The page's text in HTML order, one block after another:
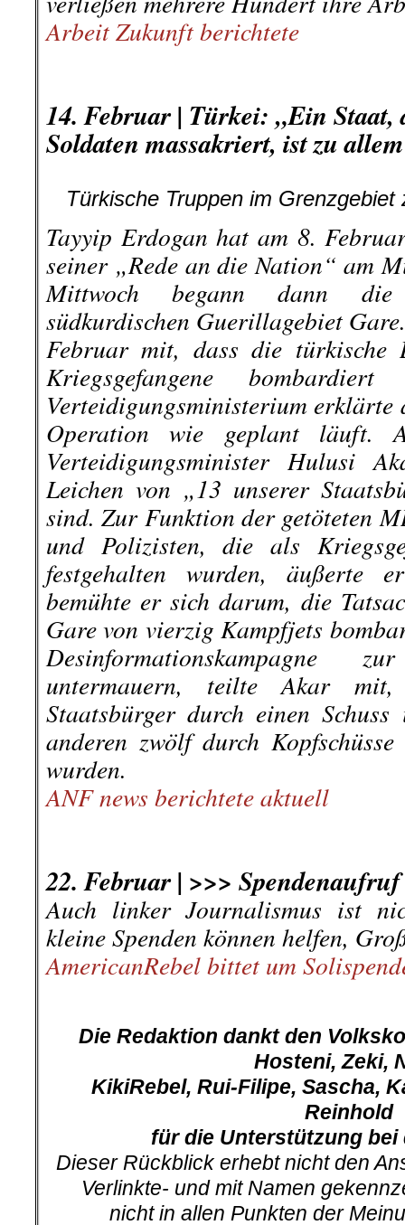
Arbeit Zukunft berichtete
14. Februar | Türkei: „Ein Staat,
Soldaten massakriert, ist zu
Türkische Truppen im
Tayyip Erdogan hat am 8.
seiner „Rede an die Nation“ am
Mittwoch begann dann
südkurdischen Guerillagebiet
Februar mit, dass die
Kriegsgefangene
Verteidigungsministerium erklärte
Operation wie geplant läuft.
Verteidigungsminister Hulusi
Leichen von „13 unserer
sind. Zur Funktion der getöteten
und Polizisten, die als
festgehalten wurden, äußerte
bemühte er sich darum, die
Gare von vierzig Kampfjets
Desinformationskampagne
untermauern, teilte Akar
Staatsbürger durch einen
anderen zwölf durch
wurden.
ANF news berichtete aktuell
22. Februar | >>>
Auch linker Journalismus ist
kleine Spenden können helfen,
AmericanRebel bittet um
Die Redaktion dankt den
Hosteni, Zeki,
KikiRebel, Rui-Filipe, Sascha,
Reinhold
für die Unterstützung bei
Dieser Rückblick erhebt nicht den
Verlinkte- und mit Namen
nicht in allen Punkten der